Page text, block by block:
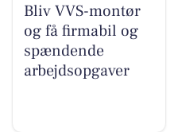
Bliv VVS-montør
og få firmabil og
spændende
arbejdsopgaver